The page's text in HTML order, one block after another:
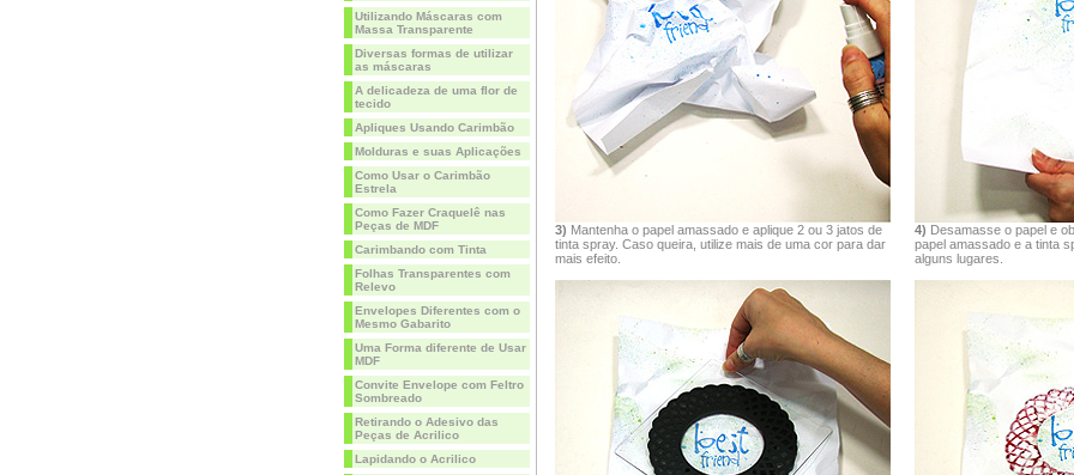
Utilizando Máscaras com
Massa Transparente
Diversas formas de utilizar
as máscaras
A delicadeza de uma flor de
tecido
Apliques Usando Carimbão
Molduras e suas Aplicações
Como Usar o Carimbão
Estrela
Como Fazer Craquelê nas
Peças de MDF
Carimbando com Tinta
Folhas Transparentes com
Relevo
Envelopes Diferentes com o
Mesmo Gabarito
Uma Forma diferente de Usar
MDF
Convite Envelope com Feltro
Sombreado
Retirando o Adesivo das
Peças de Acrilico
Lapidando o Acrilico
3) Mantenha o papel amassado e aplique 2 ou 3 jatos de
tinta spray. Caso queira, utilize mais de uma cor para dar
mais efeito.
4) Desamasse o papel e
papel amassado e a tinta
alguns lugares.